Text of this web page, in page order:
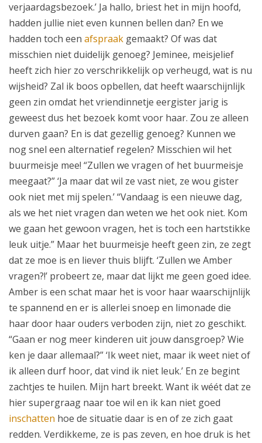
verjaardagsbezoek.’ Ja hallo, briest het in mijn hoofd,
hadden jullie niet even kunnen bellen dan? En we
hadden toch een afspraak gemaakt? Of was dat
misschien niet duidelijk genoeg? Jeminee, meisjelief
heeft zich hier zo verschrikkelijk op verheugd, wat is nu
wijsheid? Zal ik boos opbellen, dat heeft waarschijnlijk
geen zin omdat het vriendinnetje eergister jarig is
geweest dus het bezoek komt voor haar. Zou ze alleen
durven gaan? En is dat gezellig genoeg? Kunnen we
nog snel een alternatief regelen? Misschien wil het
buurmeisje mee! “Zullen we vragen of het buurmeisje
meegaat?” ‘Ja maar dat wil ze vast niet, ze wou gister
ook niet met mij spelen.’ “Vandaag is een nieuwe dag,
als we het niet vragen dan weten we het ook niet. Kom
we gaan het gewoon vragen, het is toch een hartstikke
leuk uitje.” Maar het buurmeisje heeft geen zin, ze zegt
dat ze moe is en liever thuis blijft. ‘Zullen we Amber
vragen?!’ probeert ze, maar dat lijkt me geen goed idee.
Amber is een schat maar het is voor haar waarschijnlijk
te spannend en er is allerlei snoep en limonade die
haar door haar ouders verboden zijn, niet zo geschikt.
“Gaan er nog meer kinderen uit jouw dansgroep? Wie
ken je daar allemaal?” ‘Ik weet niet, maar ik weet niet of
ik alleen durf hoor, dat vind ik niet leuk.’ En ze begint
zachtjes te huilen. Mijn hart breekt. Want ik wéét dat ze
hier supergraag naar toe wil en ik kan niet goed
inschatten hoe de situatie daar is en of ze zich gaat
redden. Verdikkeme, ze is pas zeven, en hoe druk is het